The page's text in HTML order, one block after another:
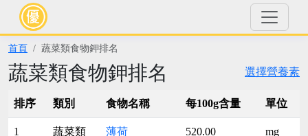
首頁 蔬菜類食物鉀排名
選擇營養素
蔬菜類食物鉀排名
排序 類別 食物名稱 每100g含量 單位
1 蔬菜類 薄荷 520.00 mg